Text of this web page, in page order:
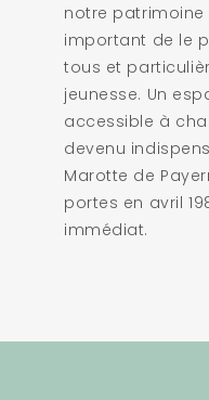
notre patrimoine
important de le
tous et
jeunesse. Un
accessible à
devenu
Marotte de
portes en avril
immédiat.